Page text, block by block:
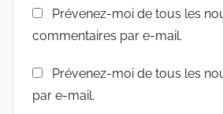
Prévenez-moi de tous les
commentaires par e-mail.
Prévenez-moi de tous les
par e-mail.